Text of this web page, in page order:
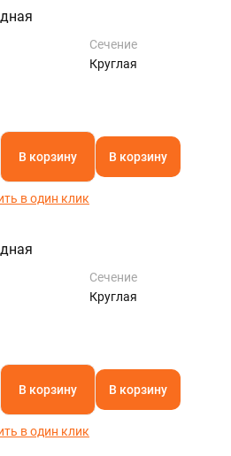
Сечение
Круглая
В корзину В корзину
в один клик
Сечение
Круглая
В корзину В корзину
в один клик